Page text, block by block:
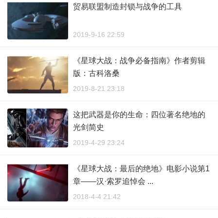
贸易联盟制造封锁与战争的工具
2019-9-16 22:59
《星球大战：战争必备指南》作者剪辑
版：古科洛桑
2019-8-21 23:18
这把武器是你的生命：四位著名绝地的
光剑简史
2019-4-29 23:24
《星球大战：最后的绝地》电影小说第1
章——汉·索罗追悼会 ...
2018-4-4 21:42